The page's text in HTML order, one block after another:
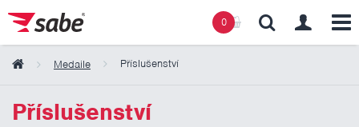
0
Medaile Příslušenství
Příslušenství
Obsah košíku